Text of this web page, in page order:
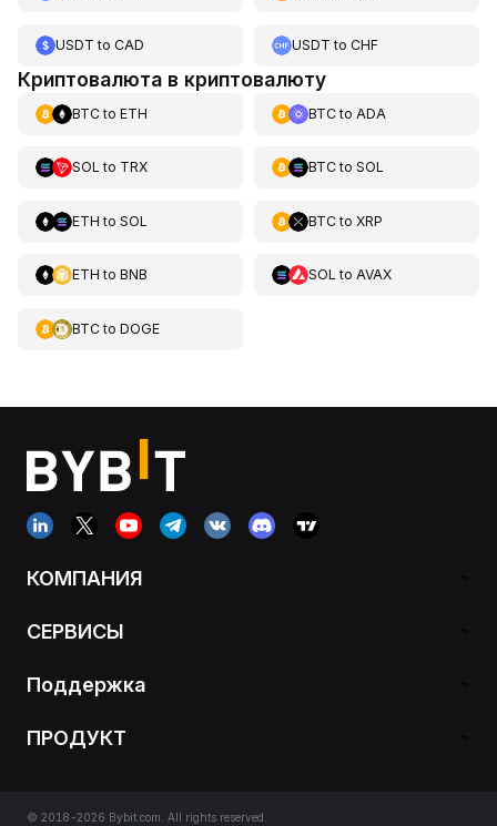
USDT to CAD USDT toCHF
Криптовалюта в криптовалюту
BTCto ETH BTCto ADA
SOL to TRX BTCto SOL
ETH to SOL BTCto XRP
ETH to BNB SOL to AVAX
BTCto DOGE
КОМПАНИЯ
СЕРВИСЫ
Поддержка
ПРОДУКТ
© 2018-2026 Bybit.com. All rights reserved.